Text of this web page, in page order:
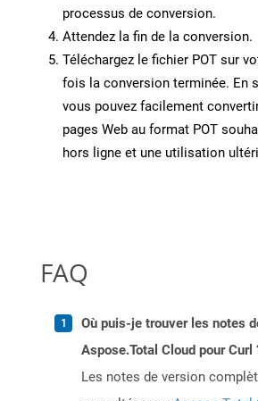
processus de conversion.
Attendez la fin de la conversion.
Téléchargez le fichier POT sur
fois la conversion terminée. En
vous pouvez facilement
pages Web au format POT
hors ligne et une utilisation
FAQ
Où puis-je trouver les notes
Aspose.Total Cloud pour Curl
Les notes de version